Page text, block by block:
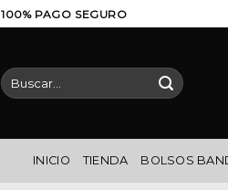
100% PAGO SEGURO
Buscar
por:
INICIO TIENDA BOLSOS